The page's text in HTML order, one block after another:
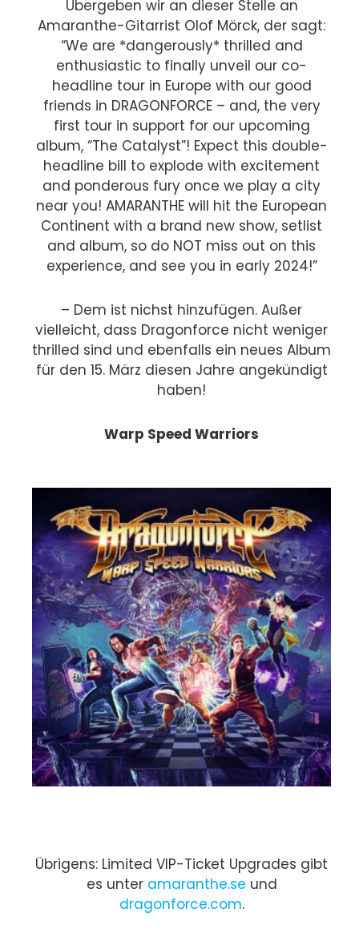
Übergeben wir an dieser Stelle an
Amaranthe-Gitarrist Olof Mörck, der sagt:
“We are *dangerously* thrilled and
enthusiastic to finally unveil our co-
headline tour in Europe with our good
friends in DRAGONFORCE – and, the very
first tour in support for our upcoming
album, “The Catalyst”! Expect this double-
headline bill to explode with excitement
and ponderous fury once we play a city
near you! AMARANTHE will hit the European
Continent with a brand new show, setlist
and album, so do NOT miss out on this
experience, and see you in early 2024!”
– Dem ist nichst hinzufügen. Außer
vielleicht, dass Dragonforce nicht weniger
thrilled sind und ebenfalls ein neues Album
für den 15. März diesen Jahre angekündigt
haben!
Warp Speed Warriors
Übrigens: Limited VIP-Ticket Upgrades gibt
es unter amaranthe.se und
dragonforce.com.